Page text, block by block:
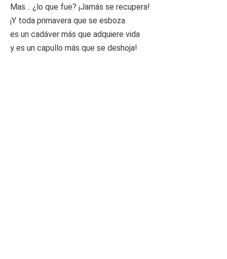
Mas… ¿lo que fue? ¡Jamás se recupera!
¡Y toda primavera que se esboza
es un cadáver más que adquiere vida
y es un capullo más que se deshoja!